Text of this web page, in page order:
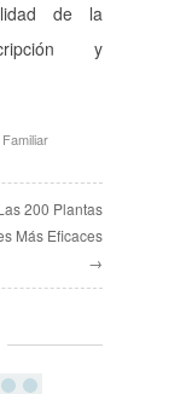
de la
y
200 Plantas
Más Eficaces
→